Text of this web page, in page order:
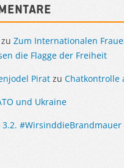
zu Zum Internationalen
die Flagge der Freiheit
Pirat zu Chatkontrolle
und Ukraine
3.2. #WirsinddieBrandmauer